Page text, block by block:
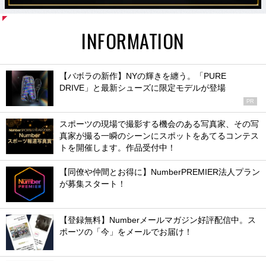
INFORMATION
【バボラの新作】NYの輝きを纏う。「PURE
DRIVE」と最新シューズに限定モデルが登場
PR
スポーツの現場で撮影する機会のある写真家、その写
真家が撮る一瞬のシーンにスポットをあてるコンテス
トを開催します。作品受付中！
【同僚や仲間とお得に】NumberPREMIER法人プラン
が募集スタート！
【登録無料】Numberメールマガジン好評配信中。ス
ポーツの「今」をメールでお届け！